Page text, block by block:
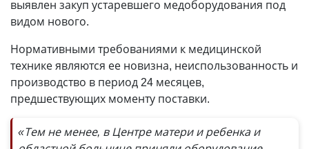
выявлен закуп устаревшего медоборудования под
видом нового.
Нормативными требованиями к медицинской
технике являются ее новизна, неиспользованность и
производство в период 24 месяцев,
предшествующих моменту поставки.
«Тем не менее, в Центре матери и ребенка и